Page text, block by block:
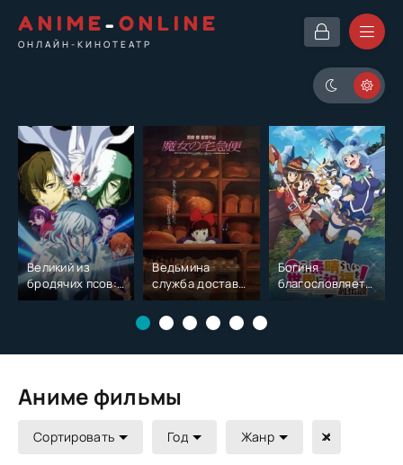
ANIME- ONLINE
ОНЛАЙН-КИНОТЕАТР
Великий из
бродячих псов:
Сгнившее
Ведьмина
служба доставки
[1989]
Богиня
благословляет
этот
Аниме фильмы
Сортировать Год Жанр